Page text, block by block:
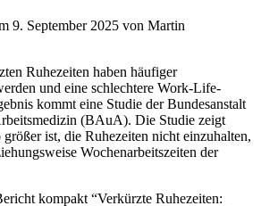
9. September 2025 von Martin
Ruhezeiten haben häufiger
und eine schlechtere Work-Life-
kommt eine Studie der Bundesanstalt
(BAuA). Die Studie zeigt
größer ist, die Ruhezeiten nicht einzuhalten,
Wochenarbeitszeiten der
kompakt “Verkürzte Ruhezeiten: